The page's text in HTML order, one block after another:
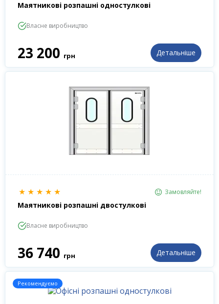
Маятникові розпашні одностулкові
Власне виробництво
23 200 грн Детальніше
★ ★ ★ ★ ★ Замовляйте!
Маятникові розпашні двостулкові
Власне виробництво
36 740 грн Детальніше
Рекомендуємо